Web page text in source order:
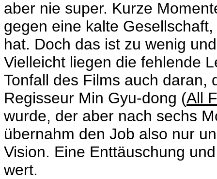
aber nie super. Kurze
gegen eine kalte
hat. Doch das ist zu wenig
Vielleicht liegen die fehlende
Tonfall des Films auch daran,
Regisseur Min Gyu-dong (All
wurde, der aber nach sechs
übernahm den Job also nur
Vision. Eine Enttäuschung
wert.